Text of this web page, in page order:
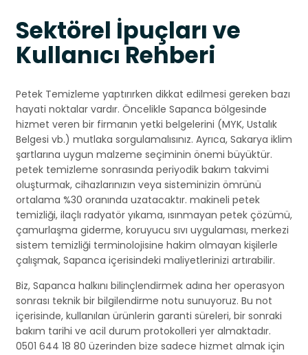
Sektörel İpuçları ve
Kullanıcı Rehberi
Petek Temizleme yaptırırken dikkat edilmesi gereken bazı
hayati noktalar vardır. Öncelikle Sapanca bölgesinde
hizmet veren bir firmanın yetki belgelerini (MYK, Ustalık
Belgesi vb.) mutlaka sorgulamalısınız. Ayrıca, Sakarya iklim
şartlarına uygun malzeme seçiminin önemi büyüktür.
petek temizleme sonrasında periyodik bakım takvimi
oluşturmak, cihazlarınızın veya sisteminizin ömrünü
ortalama %30 oranında uzatacaktır. makineli petek
temizliği, ilaçlı radyatör yıkama, ısınmayan petek çözümü,
çamurlaşma giderme, koruyucu sıvı uygulaması, merkezi
sistem temizliği terminolojisine hakim olmayan kişilerle
çalışmak, Sapanca içerisindeki maliyetlerinizi artırabilir.
Biz, Sapanca halkını bilinçlendirmek adına her operasyon
sonrası teknik bir bilgilendirme notu sunuyoruz. Bu not
içerisinde, kullanılan ürünlerin garanti süreleri, bir sonraki
bakım tarihi ve acil durum protokolleri yer almaktadır.
0501 644 18 80 üzerinden bize sadece hizmet almak için